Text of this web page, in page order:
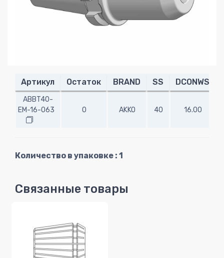
Артикул Остаток BRAND SS DCONWS
ABBT40-
EM-16-063
0 AKKO 40 16.00
Количество в упаковке : 1
Связанные товары